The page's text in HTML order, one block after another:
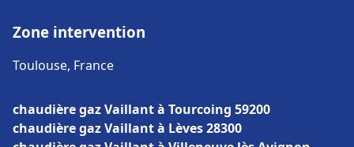
Zone intervention
Toulouse, France
chaudière gaz Vaillant à Tourcoing 59200
chaudière gaz Vaillant à Lèves 28300